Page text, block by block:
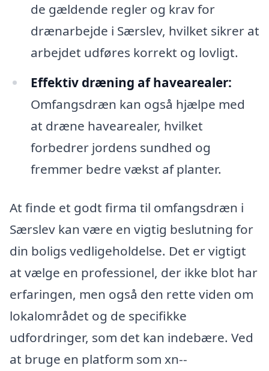
de gældende regler og krav for
drænarbejde i Særslev, hvilket sikrer at
arbejdet udføres korrekt og lovligt.
Effektiv dræning af havearealer:
Omfangsdræn kan også hjælpe med
at dræne havearealer, hvilket
forbedrer jordens sundhed og
fremmer bedre vækst af planter.
At finde et godt firma til omfangsdræn i
Særslev kan være en vigtig beslutning for
din boligs vedligeholdelse. Det er vigtigt
at vælge en professionel, der ikke blot har
erfaringen, men også den rette viden om
lokalområdet og de specifikke
udfordringer, som det kan indebære. Ved
at bruge en platform som xn--